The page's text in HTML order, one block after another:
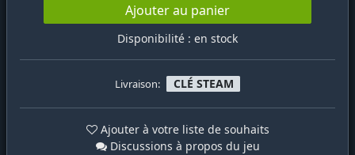
Ajouter au panier
Disponibilité : en stock
Livraison: CLÉ STEAM
Ajouter à votre liste de souhaits
Discussions à propos du jeu